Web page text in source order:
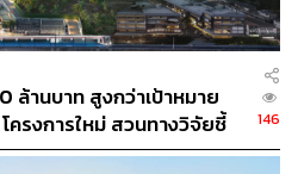
านบาท สูงกว่าเป้าหมาย
ครงการใหม่ สวนทางวิจัยชี้
146